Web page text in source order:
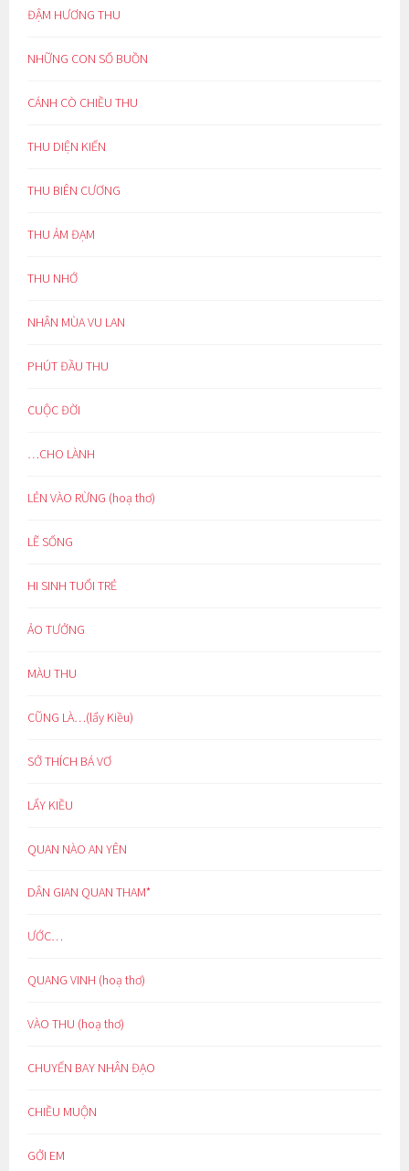
ĐẬM HƯƠNG THU
NHỮNG CON SỐ BUỒN
CÁNH CÒ CHIỀU THU
THU DIỆN KIẾN
THU BIÊN CƯƠNG
THU ẢM ĐẠM
THU NHỚ
NHÂN MÙA VU LAN
PHÚT ĐẦU THU
CUỘC ĐỜI
…CHO LÀNH
LẺN VÀO RỪNG (hoạ thơ)
LẼ SỐNG
HI SINH TUỔI TRẺ
ẢO TƯỞNG
MÀU THU
CŨNG LÀ…(lẩy Kiều)
SỞ THÍCH BÁ VƠ
LẨY KIỀU
QUAN NÀO AN YÊN
DÂN GIAN QUAN THAM*
ƯỚC…
QUANG VINH (hoạ thơ)
VÀO THU (hoạ thơ)
CHUYẾN BAY NHÂN ĐẠO
CHIỀU MUỘN
GỞI EM